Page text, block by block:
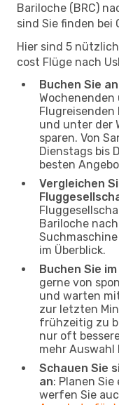
Bariloche (BRC)
sind Sie finden bei
Hier sind 5
cost Flüge nach
Buchen Sie
Flugreisenden
und unter der
sparen. Von
Dienstags bis
besten
Vergleichen
Bariloche
im Überblick.
Buchen Sie
gerne von
und warten
zur letzten
frühzeitig zu
nur oft
mehr
Schauen Sie
an: Planen
werfen Sie